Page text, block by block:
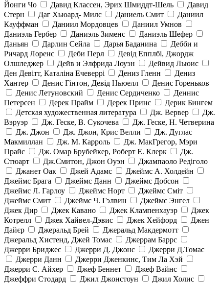
Йонги Чо
Давид Классен, Эрих Шмиддт-Шель
Давид
Стерн
Даг Хьюард- Милс Даниель Смит
Даниил
Кауффман
Даниил Мордовцев
Даниил Умнов
Даниэль Гербер
Даниэль Зименс
Даниэль Шефер
Даньян
Дарлин Сейла Дарья Баданина
Дебби и
Ричард Лоренс
Деби Перл
Девід Епплбі, Джордж
Олшледжер
Дейв и Элфрида Лоуэн
Дейвид Льюис
Ден Девітт, Каталіна Ечеверрі
Дениз Гленн
Дениз
Хантер
Денис Гінтон, Девід Ньюелл
Денис Гореньков
Денис Летуновский
Денис Сердиченко
Деннис
Петерсен
Дерек Прайм Дерек Принс
Дерик Бингем
Детская художественная литература
Дж. Вервер
Дж.
Вэруэр
Дж. Геске, В. Сукочева
Дж. Геске, Н. Четверина
Дж. Джон
Дж. Джон, Крис Велли
Дж. Дуглас
Макмиллан
Дж. М. Карроль
Дж. МакГрегор, Мэри
Прайс
Дж. Омар Брубейкер, Роберт Е. Клерк
Дж.
Стюарт
Дж.Смитон, Джон Оуэн
Джампаоло Редіголо
Джанет Оак
Джей Адамс
Джеймс А. Холдейн
Джеймс Брага
Джеймс Данн
Джеймс Добсон
Джеймс Л. Гарлоу
Джеймс Норт
Джеймс Сміт
Джеймс Смит
Джеймс Ч. Гэлвин
Джеймс Энгел
Джек Дир
Джек Кавано Джек Клампенхауэр
Джек
Котрелл
Джек Хайвел-Дэвис Джек Хейфорд
Джен
Дайєр
Джеральд Брей
Джеральд Макдермотт
Джеральд Хистенд, Джей Томас
Джеррам Баррс
Джерри Бриджес
Джерри Д. Джонс
Джерри Д.Томас
Джерри Данн
Джерри Дженкинс, Тим Ла Хэй
Джерри С. Айхер
Джеф Беннет
Джеф Вайнс
Джеффри Стодард
Джил Джонстоун
Джил Холис